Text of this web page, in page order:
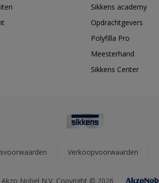
Sikkens academy
Opdrachtgevers
Polyfilla Pro
Meesterhand
Sikkens Center
Verkoopvoorwaarden
Akzo Nobel N.V. Copyright © 2026